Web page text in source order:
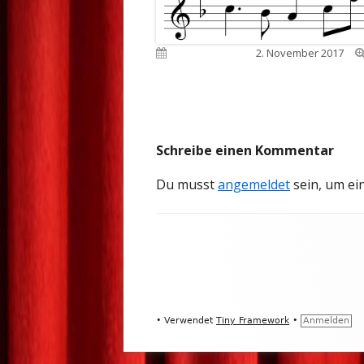
Veröffentlicht am2. November 2017
Schreibe einen Kommentar
Du musstangemeldetsein, um
• Verwendet Tiny Framework • Anmelden